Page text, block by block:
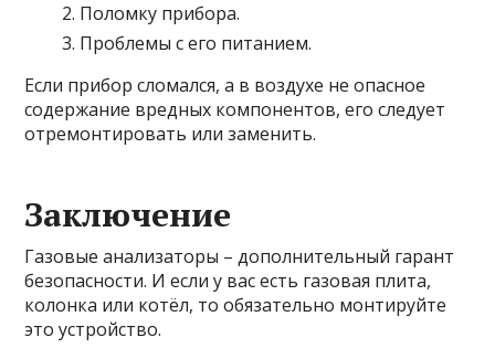
Поломку прибора.
Проблемы с его питанием.
Если прибор сломался, а в воздухе не опасное
содержание вредных компонентов, его следует
отремонтировать или заменить.
Заключение
Газовые анализаторы – дополнительный гарант
безопасности. И если у вас есть газовая плита,
колонка или котёл, то обязательно монтируйте
это устройство.